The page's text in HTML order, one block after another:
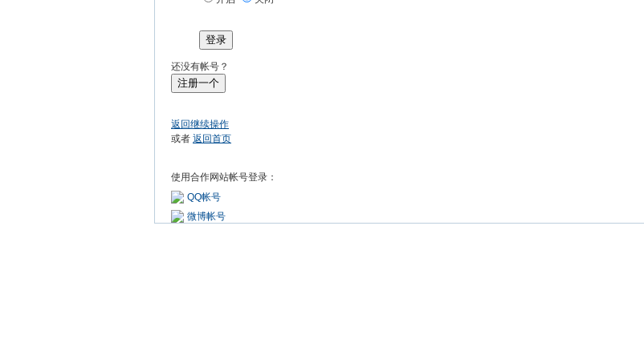
登录
还没有帐号？
注册一个
返回继续操作
或者 返回首页
使用合作网站帐号登录：
QQ帐号
微博帐号